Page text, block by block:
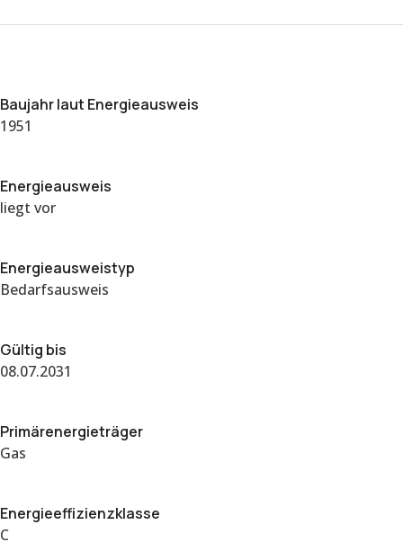
Baujahr laut Energieausweis
1951
Energieausweis
liegt vor
Energie­ausweistyp
Bedarfsausweis
Gültig bis
08.07.2031
Primärenergieträger
Gas
Energieeffizienzklasse
C